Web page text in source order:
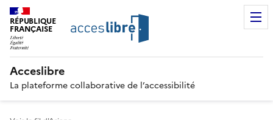
RÉPUBLIQUE
FRANÇAISE
Acceslibre
La plateforme collaborative de l’accessibilité